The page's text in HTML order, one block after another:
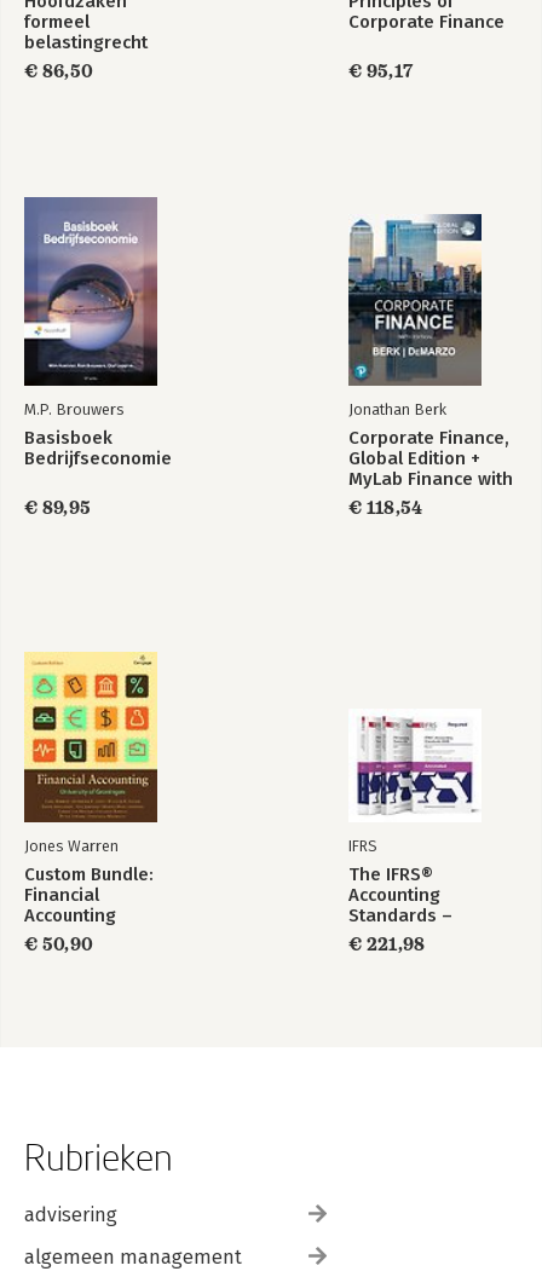
formeel
belastingrecht
€ 86,50
Corporate Finance
€ 95,17
M.P. Brouwers
Basisboek
Bedrijfseconomie
€ 89,95
Jonathan Berk
Corporate Finance,
Global Edition +
MyLab Finance with
Pearson eText
(Package)
€ 118,54
Jones Warren
Custom Bundle:
Financial
Accounting
€ 50,90
IFRS
The IFRS®
Accounting
Standards –
Required Annotated
1 January 2026
€ 221,98
Rubrieken
advisering
algemeen management